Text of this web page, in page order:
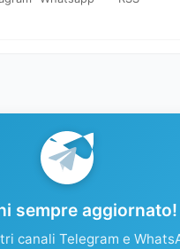
sempre aggiornato!
canali Telegram e